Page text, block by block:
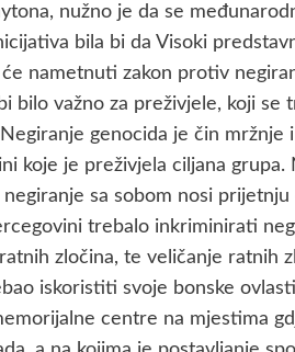
nužno je da se
bila bi da Visoki
nametnuti zakon protiv
bilo važno za preživjele, koji se
genocida je čin mržnje
koje je preživjela ciljana grupa.
sa sobom nosi
trebalo inkriminirati
zločina, te veličanje ratnih
iskoristiti svoje bonske
centre na mjestima